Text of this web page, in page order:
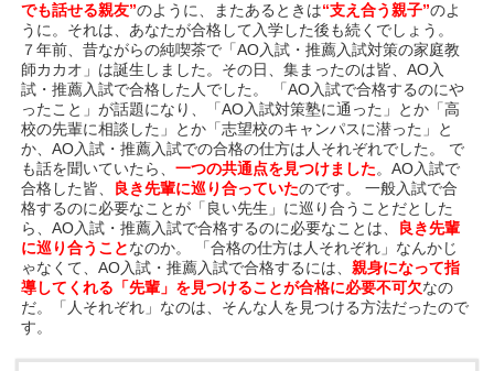
でも話せる親友”のように、またあるときは“支え合う親子”のよ
うに。それは、あなたが合格して入学した後も続くでしょう。
７年前、昔ながらの純喫茶で「AO入試・推薦入試対策の家庭教
師カカオ」は誕生しました。その日、集まったのは皆、AO入
試・推薦入試で合格した人でした。 「AO入試で合格するのにや
ったこと」が話題になり、「AO入試対策塾に通った」とか「高
校の先輩に相談した」とか「志望校のキャンパスに潜った」と
か、AO入試・推薦入試での合格の仕方は人それぞれでした。 で
も話を聞いていたら、一つの共通点を見つけました。AO入試で
合格した皆、 良き先輩に巡り合っていたのです。 一般入試で合
格するのに必要なことが「良い先生」に巡り合うことだとした
ら、AO入試・推薦入試で合格するのに必要なことは、 良き先輩
に巡り合うことなのか。 「合格の仕方は人それぞれ」なんかじ
ゃなくて、AO入試・推薦入試で合格するには、親身になって指
導してくれる「先輩」を見つけることが合格に必要不可欠なの
だ。「人それぞれ」なのは、そんな人を見つける方法だったので
す。